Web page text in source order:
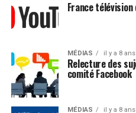
France
MÉDIAS il y a 8 ans
Relecture des
comité Facebook
MÉDIAS il y a 8 ans